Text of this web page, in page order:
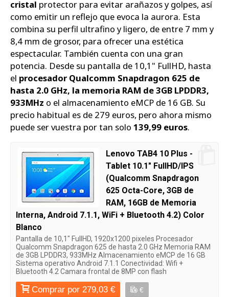
cristal protector para evitar arañazos y golpes, así
como emitir un reflejo que evoca la aurora. Esta
combina su perfil ultrafino y ligero, de entre 7 mm y
8,4 mm de grosor, para ofrecer una estética
espectacular. También cuenta con una gran
potencia. Desde su pantalla de 10,1" FullHD, hasta
el procesador Qualcomm Snapdragon 625 de
hasta 2.0 GHz, la memoria RAM de 3GB LPDDR3,
933MHz o el almacenamiento eMCP de 16 GB. Su
precio habitual es de 279 euros, pero ahora mismo
puede ser vuestra por tan solo 139,99 euros.
Lenovo TAB4 10 Plus -
Tablet 10.1" FullHD/IPS
(Qualcomm Snapdragon
625 Octa-Core, 3GB de
RAM, 16GB de Memoria
Interna, Android 7.1.1, WiFi + Bluetooth 4.2) Color
Blanco
Pantalla de 10,1" FullHD, 1920x1200 pixeles Procesador
Qualcomm Snapdragon 625 de hasta 2.0 GHz Memoria RAM
de 3GB LPDDR3, 933MHz Almacenamiento eMCP de 16 GB
Sistema operativo Android 7.1.1 Conectividad: Wifi +
Bluetooth 4.2 Camara frontal de 8MP con flash
Comprar por 279,03 € €